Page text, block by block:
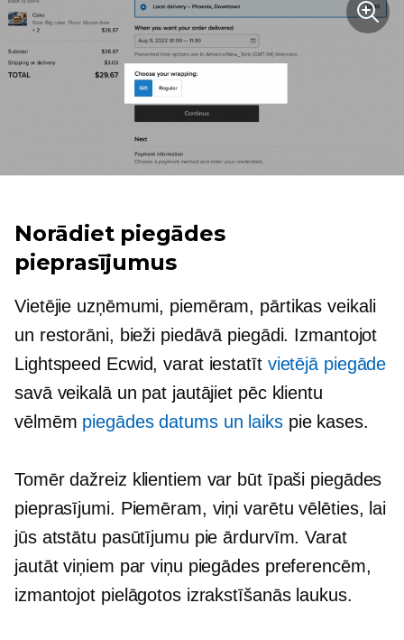
Norādiet piegādes
pieprasījumus
Vietējie uzņēmumi, piemēram, pārtikas veikali
un restorāni, bieži piedāvā piegādi. Izmantojot
Lightspeed Ecwid, varat iestatīt vietējā piegāde
savā veikalā un pat jautājiet pēc klientu
vēlmēm piegādes datums un laikspie kases.
Tomēr dažreiz klientiem var būt īpaši piegādes
pieprasījumi. Piemēram, viņi varētu vēlēties, lai
jūs atstātu pasūtījumu pie ārdurvīm. Varat
jautāt viņiem par viņu piegādes preferencēm,
izmantojot pielāgotos izrakstīšanās laukus.